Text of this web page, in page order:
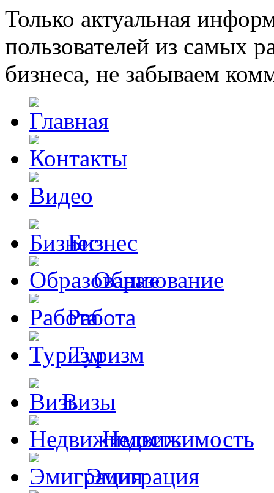
Только актуальная
пользователей из самых
бизнеса, не забываем
Бизнес
Образование
Работа
Туризм
Визы
Недвижимость
Эмиграция